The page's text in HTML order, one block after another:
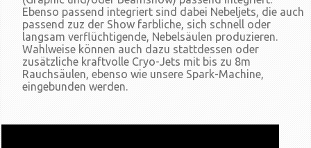
Ebenso passend integriert sind dabei Nebeljets, die auch
passend zuz der Show farbliche, sich schnell oder
langsam verflüchtigende, Nebelsäulen produzieren.
Wahlweise können auch dazu stattdessen oder
zusätzliche kraftvolle Cryo-Jets mit bis zu 8m
Rauchsäulen, ebenso wie unsere Spark-Machine,
eingebunden werden.